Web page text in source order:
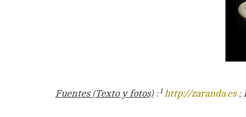
Fuentes (Texto y fotos):1http://zaranda.es;